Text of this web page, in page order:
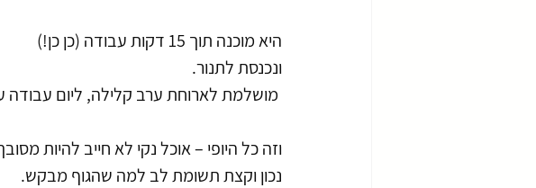
היא מוכנה תוך 15 דקות עבודה (כן כן!)
ונכנסת לתנור.
וזה כל היופי – אוכל נקי לא חייב להיות
נכון וקצת תשומת לב למה שהגוף מבקש.